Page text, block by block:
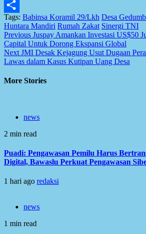
Email
Share
Tags: Babinsa Koramil 29/Lkh Desa
Huntara Mandiri Rumah Zakat Sinergi TNI
Post
navigation
Previous Juspay Amankan Investasi US$50
Capital Untuk Dorong Ekspansi Global
Next JMI Desak Kejagung Usut Dugaan
Lawas dalam Kasus Kutipan Uang Desa
More Stories
news
2 min read
Puadi: Pengawasan Pemilu Harus
Digital, Bawaslu Perkuat Pengawasan
1 hari ago redaksi
news
1 min read